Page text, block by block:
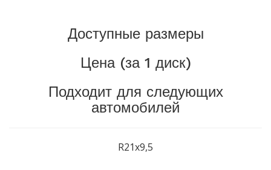
Доступные размеры
Цена (за 1 диск)
Подходит для следующих
автомобилей
R21x9,5